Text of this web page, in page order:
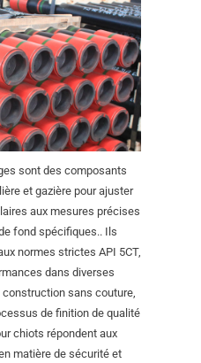
sont des composants
et gazière pour ajuster
aux mesures précises
fond spécifiques.. Ils
normes strictes API 5CT,
dans diverses
sans couture,
de finition de qualité
chiots répondent aux
matière de sécurité et